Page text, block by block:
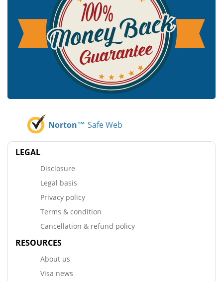
Norton™ Safe Web
LEGAL
Disclosure
Legal basis
Privacy policy
Terms & condition
Cancellation & refund policy
RESOURCES
About us
Visa news